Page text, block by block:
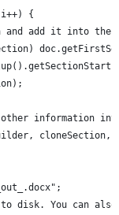
{
and add it into the
information
cloneSection,
to disk. You can